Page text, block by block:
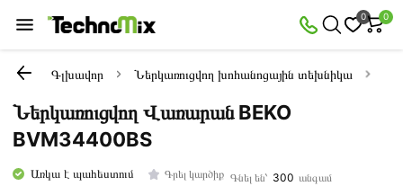
0 0
Գլխավոր Ներկառուցվող խոհանոցային տեխնիկա
Ներկառուցվող Վառարան BEKO
BVM34400BS
Առկա է պահեստում Գրել կարծիք Գնել են՝ 300 անգամ